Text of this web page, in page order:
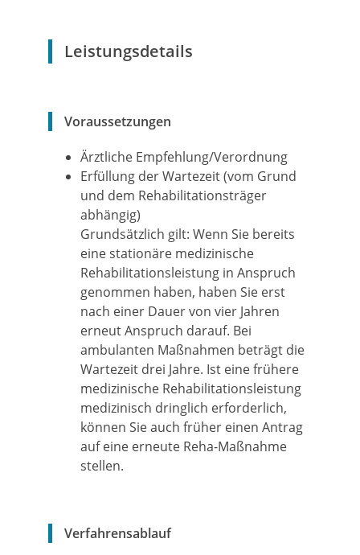
Leistungsdetails
Voraussetzungen
Ärztliche Empfehlung/Verordnung
Erfüllung der Wartezeit (vom Grund
und dem Rehabilitationsträger
abhängig)
Grundsätzlich gilt: Wenn Sie bereits
eine stationäre medizinische
Rehabilitationsleistung in Anspruch
genommen haben, haben Sie erst
nach einer Dauer von vier Jahren
erneut Anspruch darauf. Bei
ambulanten Maßnahmen beträgt die
Wartezeit drei Jahre. Ist eine frühere
medizinische Rehabilitationsleistung
medizinisch dringlich erforderlich,
können Sie auch früher einen Antrag
auf eine erneute Reha-Maßnahme
stellen.
Verfahrensablauf